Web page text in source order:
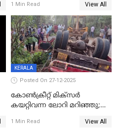
അപകടം മലപ്പുറത്ത്
1 Min Read View All
KERALA
Posted On 27-12-2025
കോണ്‍ക്രീറ്റ് മിക്‌സര്‍
കയറ്റിവന്ന ലോറി മറിഞ്ഞു;
അപകടം കണ്ണൂരിൽ
1 Min Read View All